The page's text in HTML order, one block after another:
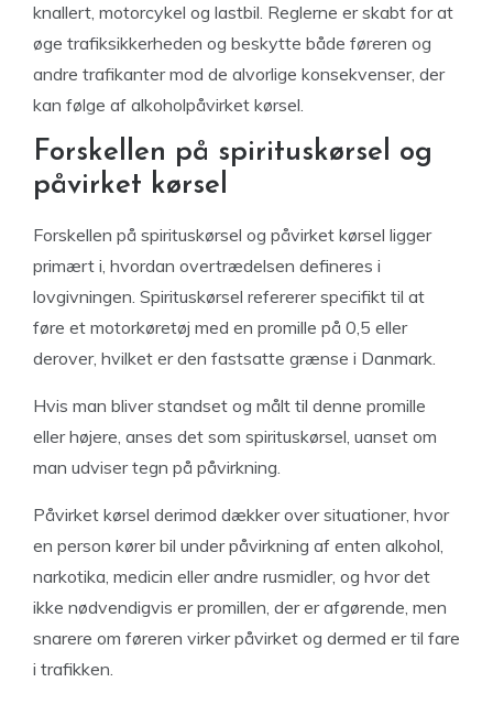
knallert, motorcykel og lastbil. Reglerne er skabt for at
øge trafiksikkerheden og beskytte både føreren og
andre trafikanter mod de alvorlige konsekvenser, der
kan følge af alkoholpåvirket kørsel.
Forskellen på spirituskørsel og
påvirket kørsel
Forskellen på spirituskørsel og påvirket kørsel ligger
primært i, hvordan overtrædelsen defineres i
lovgivningen. Spirituskørsel refererer specifikt til at
føre et motorkøretøj med en promille på 0,5 eller
derover, hvilket er den fastsatte grænse i Danmark.
Hvis man bliver standset og målt til denne promille
eller højere, anses det som spirituskørsel, uanset om
man udviser tegn på påvirkning.
Påvirket kørsel derimod dækker over situationer, hvor
en person kører bil under påvirkning af enten alkohol,
narkotika, medicin eller andre rusmidler, og hvor det
ikke nødvendigvis er promillen, der er afgørende, men
snarere om føreren virker påvirket og dermed er til fare
i trafikken.